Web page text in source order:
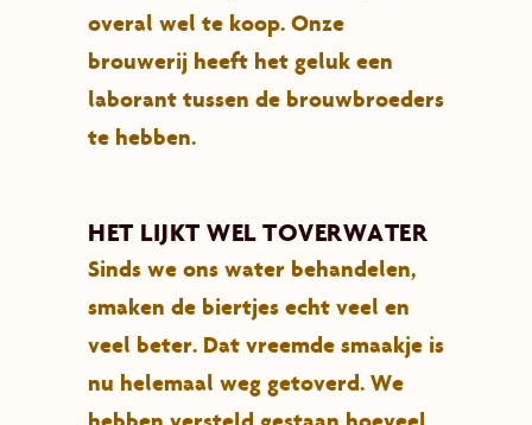
overal wel te koop. Onze
brouwerij heeft het geluk een
laborant tussen de brouwbroeders
te hebben.
HET LIJKT WEL TOVERWATER
Sinds we ons water behandelen,
smaken de biertjes echt veel en
veel beter. Dat vreemde smaakje is
nu helemaal weg getoverd. We